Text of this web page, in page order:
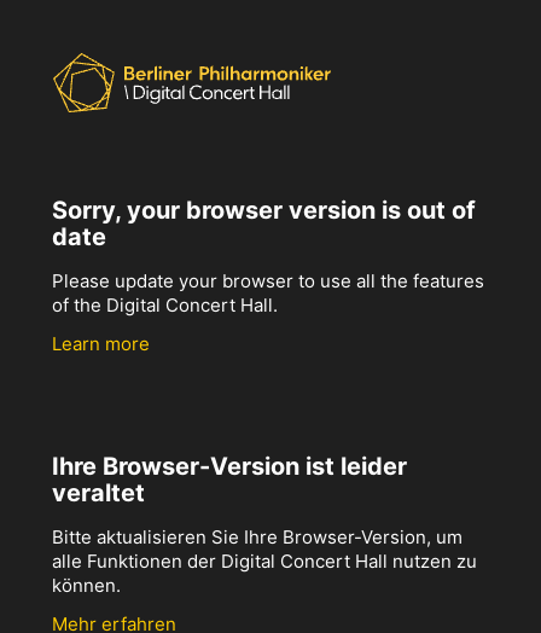
Sorry, your browser version is out of
date
Please update your browser to use all the features
of the Digital Concert Hall.
Learn more
Ihre Browser-Version ist leider
veraltet
Bitte aktualisieren Sie Ihre Browser-Version, um
alle Funktionen der Digital Concert Hall nutzen zu
können.
Mehr erfahren